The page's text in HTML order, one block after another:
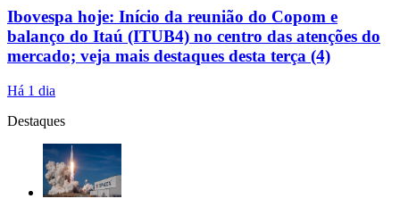
Ibovespa hoje: Início da reunião do Copom e
balanço do Itaú (ITUB4) no centro das atenções do
mercado; veja mais destaques desta terça (4)
Há 1 dia
Destaques